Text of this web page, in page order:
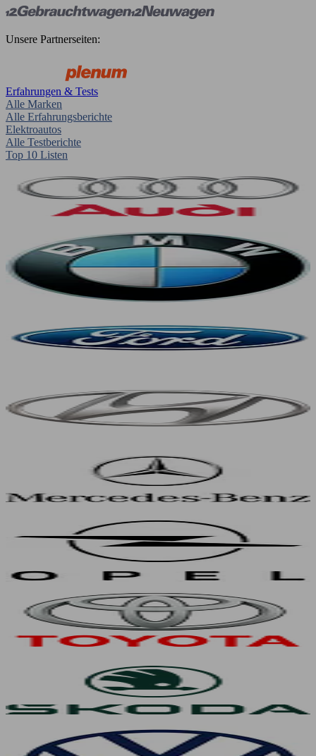
Unsere Partnerseiten:
Erfahrungen & Tests
Alle Marken
Alle Erfahrungsberichte
Elektroautos
Alle Testberichte
Top 10 Listen